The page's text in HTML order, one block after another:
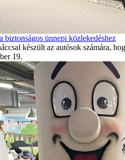
biztonságos ünnepi közlekedéshez
készült az autósok számára,
19.